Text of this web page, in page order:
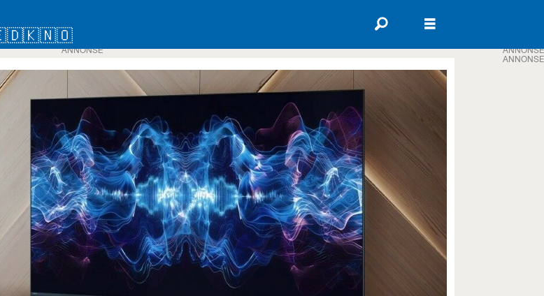
🇩🇰🇳🇴
ANNONSE
ANNONSE
ANNONSE